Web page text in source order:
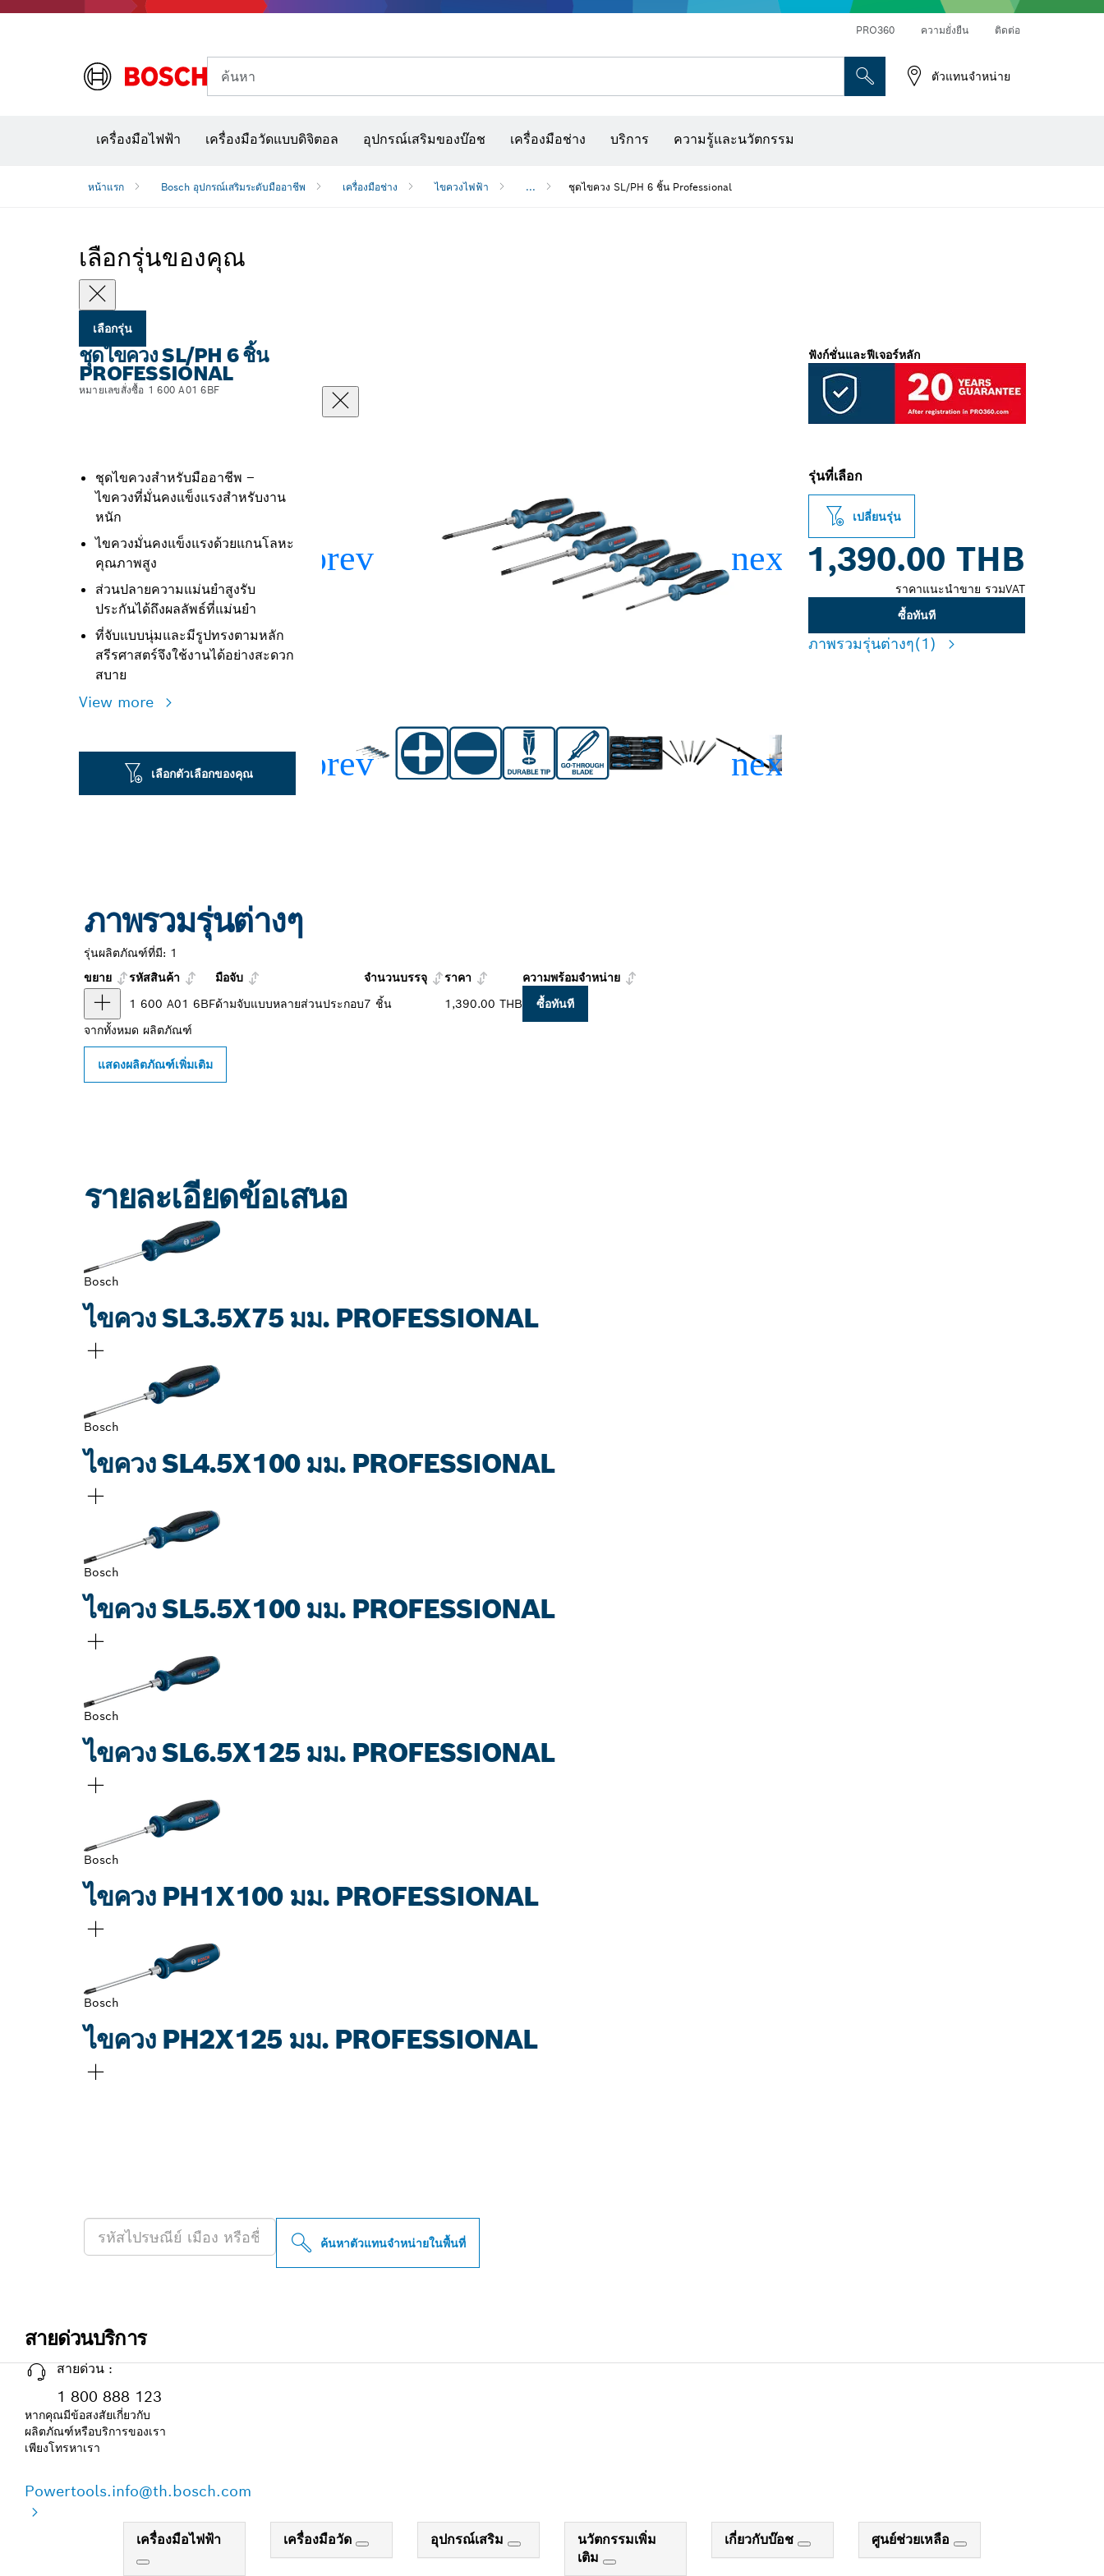
PRO360 ความยั่งยืน ติดต่อ
ค้นหา ตัวแทนจำหน่าย
เครื่องมือไฟฟ้า เครื่องมือวัดแบบดิจิตอล อุปกรณ์เสริมของบ๊อช เครื่องมือช่าง บริการ ความรู้และนวัตกรรม
หน้าแรก Bosch อุปกรณ์เสริมระดับมืออาชีพ เครื่องมือช่าง ไขควงไฟฟ้า ... ชุดไขควง SL/PH 6 ชิ้น Professional
เลือกรุ่นของคุณ
เลือกรุ่น
ชุดไขควง SL/PH 6 ชิ้น
PROFESSIONAL
หมายเลขสั่งซื้อ 1 600 A01 6BF
ชุดไขควงสำหรับมืออาชีพ –
ไขควงที่มั่นคงแข็งแรงสำหรับงาน
หนัก
ไขควงมั่นคงแข็งแรงด้วยแกนโลหะ
คุณภาพสูง
ส่วนปลายความแม่นยำสูงรับ
ประกันได้ถึงผลลัพธ์ที่แม่นยำ
ที่จับแบบนุ่มและมีรูปทรงตามหลัก
สรีรศาสตร์จึงใช้งานได้อย่างสะดวก
สบาย
View more
ฟังก์ชั่นและฟีเจอร์หลัก
เลือกตัวเลือกของคุณ
รุ่นที่เลือก
เปลี่ยนรุ่น
1,390.00 THB
ราคาแนะนำขาย รวมVAT
ซื้อทันที
ภาพรวมรุ่นต่างๆ(1)
ภาพรวมรุ่นต่างๆ
รุ่นผลิตภัณฑ์ที่มี: 1
ขยาย
รหัสสินค้า มือจับ จำนวนบรรจุ ราคา
ความพร้อมจำหน่าย
1 600 A01 6BFด้ามจับแบบหลายส่วนประกอบ7 ชิ้น 1,390.00 THB
ซื้อทันที
จากทั้งหมด ผลิตภัณฑ์
แสดงผลิตภัณฑ์เพิ่มเติม
รายละเอียดข้อเสนอ
Bosch
ไขควง SL3.5X75 มม. PROFESSIONAL
Bosch
ไขควง SL4.5X100 มม. PROFESSIONAL
Bosch
ไขควง SL5.5X100 มม. PROFESSIONAL
Bosch
ไขควง SL6.5X125 มม. PROFESSIONAL
Bosch
ไขควง PH1X100 มม. PROFESSIONAL
Bosch
ไขควง PH2X125 มม. PROFESSIONAL
ค้นหาตัวแทนจำหน่ายในพื้นที่
สายด่วนบริการ
สายด่วน :
1 800 888 123
หากคุณมีข้อสงสัยเกี่ยวกับ
ผลิตภัณฑ์หรือบริการของเรา
เพียงโทรหาเรา
Powertools.info@th.bosch.com
เครื่องมือไฟฟ้า เครื่องมือวัด อุปกรณ์เสริม
นวัตกรรมเพิ่ม
เติม
เกี่ยวกับบ๊อช ศูนย์ช่วยเหลือ